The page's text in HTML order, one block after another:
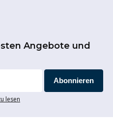
Angebote und
Abonnieren
lesen